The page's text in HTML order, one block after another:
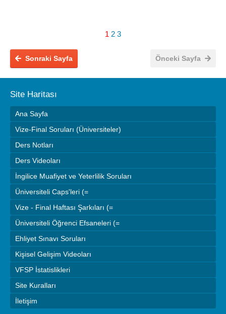
1 2 3
Önceki Sayfa
Sonraki Sayfa
Site Haritası
Ana Sayfa
Vize-Final Soruları (Üniversiteler)
Ders Notları
Ders Videoları
İngilice Muafiyet ve Yeterlilik Soruları
Üniversiteli Caps'leri (=
Vize - Final Haftası Şarkıları (=
Üniversiteli Öğrenci Efsaneleri (=
Ehliyet Sınavı Soruları
Kişisel Gelişim Videoları
VFSP İstatislikleri
Site Kuralları
İletişim